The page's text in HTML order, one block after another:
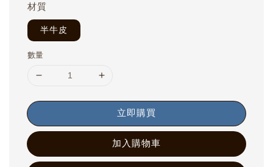
材質
半牛皮
數量
立即購買
加入購物車